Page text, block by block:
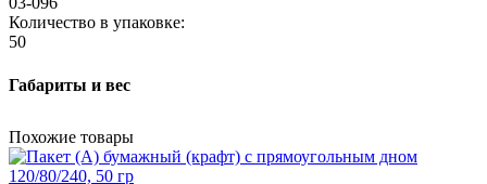
Количество в упаковке:
50
Габариты и вес
Похожие товары